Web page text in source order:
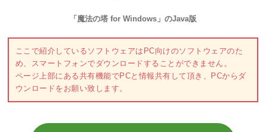
「魔法の塔 for Windows」のJava版
ここで紹介しているソフトウェアはPC向けのソフトウェアのた
め、スマートフォンでダウンロードすることができません。
ページ上部にある共有機能でPCと情報共有して頂き、PCからダ
ウンロードをお願い致します。